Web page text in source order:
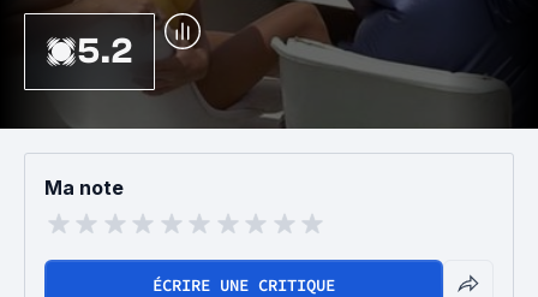
5.2
Ma note
ÉCRIRE UNE CRITIQUE